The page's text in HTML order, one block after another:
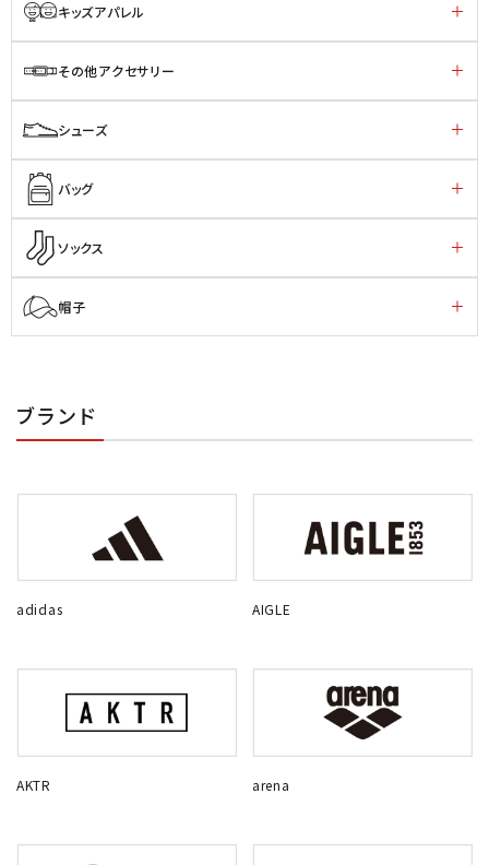
キッズアパレル
その他アクセサリー
シューズ
バッグ
ソックス
帽子
ブランド
adidas AIGLE
AKTR arena